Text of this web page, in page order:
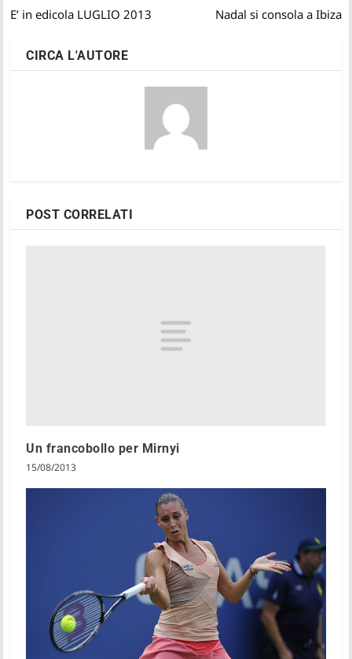
E’ in edicola LUGLIO 2013 Nadal si consola a Ibiza
CIRCA L'AUTORE
POST CORRELATI
Un francobollo per Mirnyi
15/08/2013